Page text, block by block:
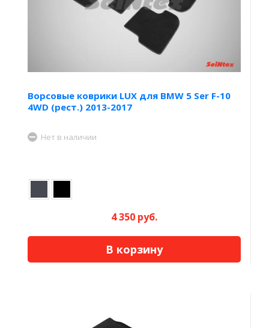
Ворсовые коврики LUX для BMW 5 Ser F-10
4WD (рест.) 2013-2017
Нет в наличии
4 350 руб.
В корзину